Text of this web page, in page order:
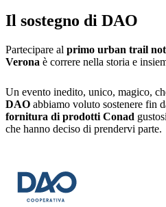
Il sostegno di DAO
Partecipare al primo urban trail
Verona è correre nella storia e
Un evento inedito, unico, magico,
DAO abbiamo voluto sostenere fin
fornitura di prodotti Conad
che hanno deciso di prendervi parte.